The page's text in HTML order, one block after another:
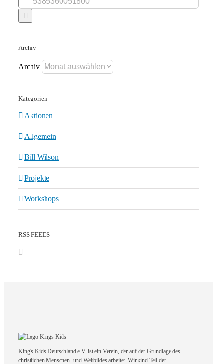
Archiv
Archiv
Kategorien
Aktionen
Allgemein
Bill Wilson
Projekte
Workshops
RSS FEEDS
King's Kids Deutschland e.V. ist ein Verein, der auf der Grundlage des
christlichen Menschen- und Weltbildes arbeitet. Wir sind Teil der